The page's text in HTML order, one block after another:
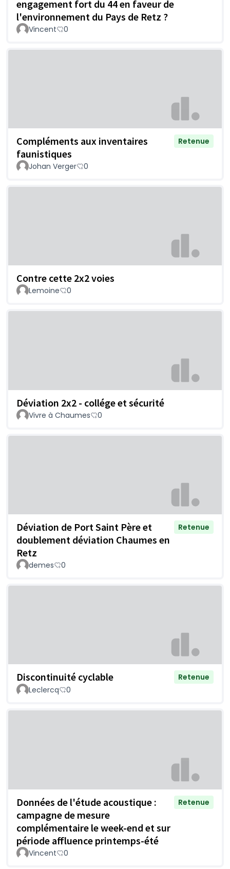
engagement fort du 44 en faveur de
l'environnement du Pays de Retz ?
Vincent 0
Compléments aux inventaires
faunistiques
Retenue
Johan Verger 0
Contre cette 2x2 voies
Lemoine 0
Déviation 2x2 - collége et sécurité
Vivre à Chaumes 0
Déviation de Port Saint Père et
doublement déviation Chaumes en
Retz
Retenue
demes 0
Discontinuité cyclable
Retenue
Leclercq
0
Données de l'étude acoustique :
campagne de mesure
complémentaire le week-end et sur
période affluence printemps-été
Retenue
Vincent 0